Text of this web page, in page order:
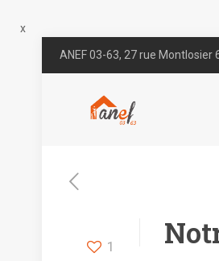
x
ANEF 03-63, 27 rue Montlosier
1